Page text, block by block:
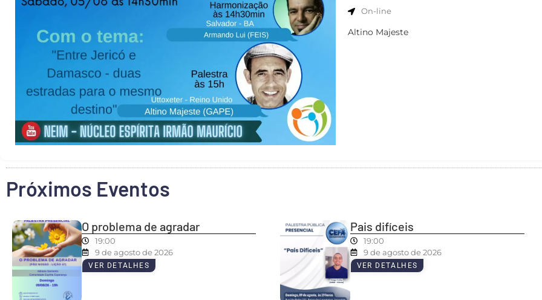
On-line
Altino Majeste
Próximos Eventos
O problema de agradar
19:00
9 de agosto de 2026
VER DETALHES
Pais difíceis
19:00
9 de agosto de 2026
VER DETALHES